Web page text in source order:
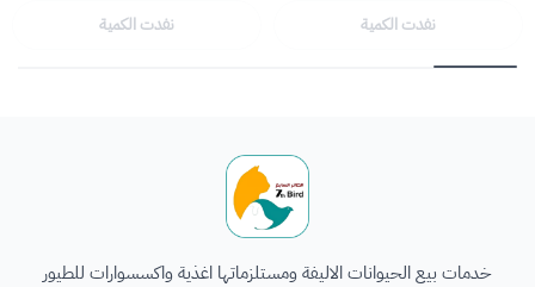
نفدت الكمية نفدت الكمية
خدمات بيع الحيوانات الاليفة ومستلزماتها اغذية واكسسوارات للطيور